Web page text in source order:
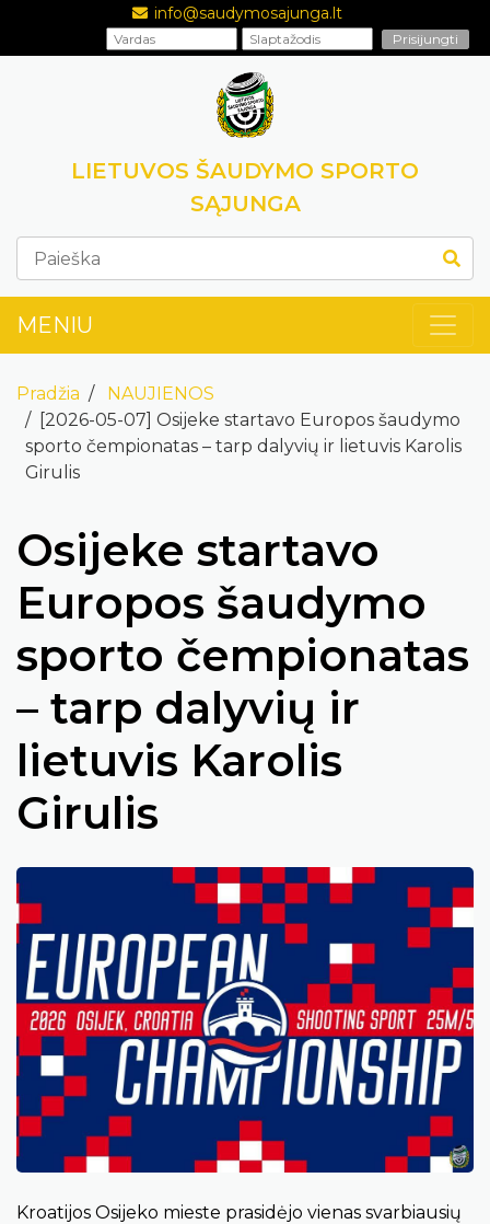
info@saudymosajunga.lt
LIETUVOS ŠAUDYMO SPORTO
SĄJUNGA
MENIU
Pradžia
NAUJIENOS
[2026-05-07] Osijeke startavo Europos šaudymo
sporto čempionatas – tarp dalyvių ir lietuvis Karolis
Girulis
Osijeke startavo
Europos šaudymo
sporto čempionatas
– tarp dalyvių ir
lietuvis Karolis
Girulis
Kroatijos Osijeko mieste prasidėjo vienas svarbiausių